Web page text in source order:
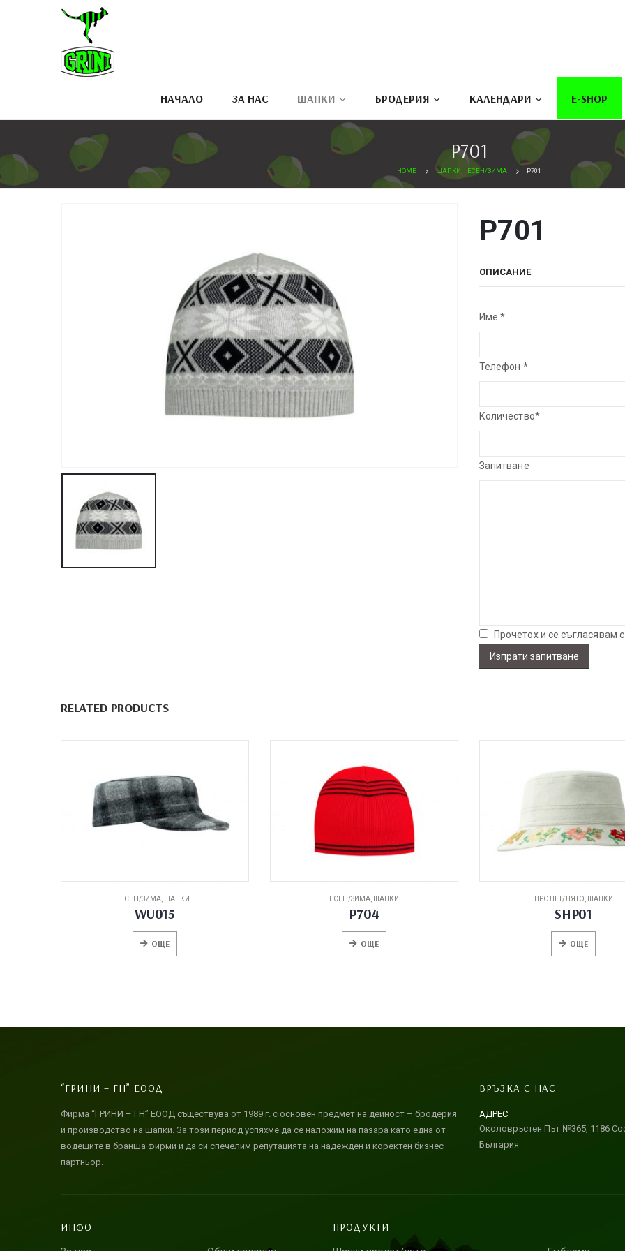
НАЧАЛО ЗА НАС ШАПКИ БРОДЕРИЯ КАЛЕНДАРИ E-SHOP
P701
HOME ШАПКИ ЕСЕН/ЗИМА P701
P701
ОПИСАНИЕ
Име *
Телефон *
Количество*
Запитване
Прочетох и се съгласявам с
RELATED PRODUCTS
ЕСЕН/ЗИМА ШАПКИ
WU015
ОЩЕ
ЕСЕН/ЗИМА ШАПКИ
P704
ОЩЕ
ПРОЛЕТ/ЛЯТО ШАПКИ
SHP01
ОЩЕ
“ГРИНИ – ГН” ЕООД
Фирма “ГРИНИ – ГН” ЕООД съществува от 1989 г. с основен предмет на дейност – бродерия
и производство на шапки. За този период успяхме да се наложим на пазара като една от
водещите в бранша фирми и да си спечелим репутацията на надежден и коректен бизнес
партньор.
ВРЪЗКА С НАС
АДРЕС
Околовръстен Път №365, 1186
България
ИНФО ПРОДУКТИ